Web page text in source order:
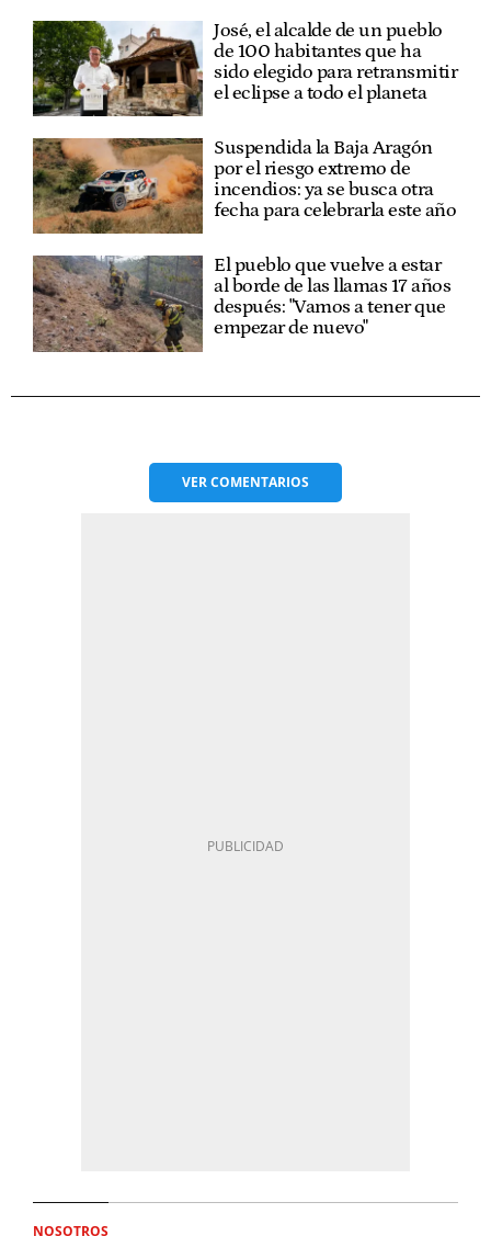
José, el alcalde de un pueblo
de 100 habitantes que ha
sido elegido para retransmitir
el eclipse a todo el planeta
Suspendida la Baja Aragón
por el riesgo extremo de
incendios: ya se busca otra
fecha para celebrarla este año
El pueblo que vuelve a estar
al borde de las llamas 17 años
después: "Vamos a tener que
empezar de nuevo"
VERCOMENTARIOS
NOSOTROS